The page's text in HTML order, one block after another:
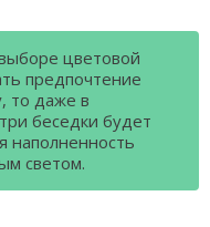
цветовой
предпочтение
то даже в
беседки будет
наполненность
светом.